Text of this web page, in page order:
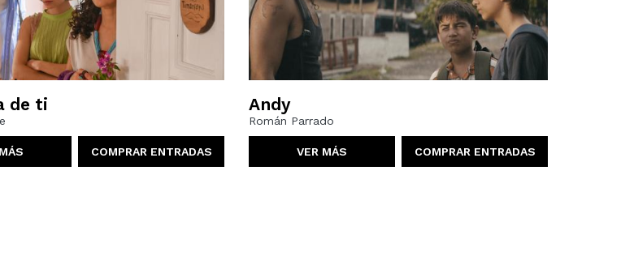
de ti
COMPRAR ENTRADAS
Andy
Román Parrado
VER MÁS COMPRAR ENTRADAS